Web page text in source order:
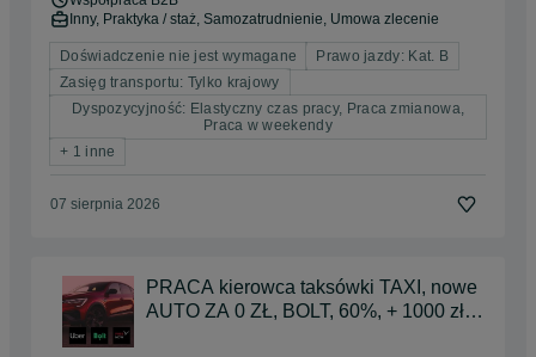
Inny, Praktyka / staż, Samozatrudnienie, Umowa zlecenie
Doświadczenie nie jest wymagane
Prawo jazdy: Kat. B
Zasięg transportu: Tylko krajowy
Dyspozycyjność: Elastyczny czas pracy, Praca zmianowa,
Praca w weekendy
+ 1 inne
07 sierpnia 2026
PRACA kierowca taksówki TAXI, nowe
AUTO ZA 0 ZŁ, BOLT, 60%, + 1000 zł +